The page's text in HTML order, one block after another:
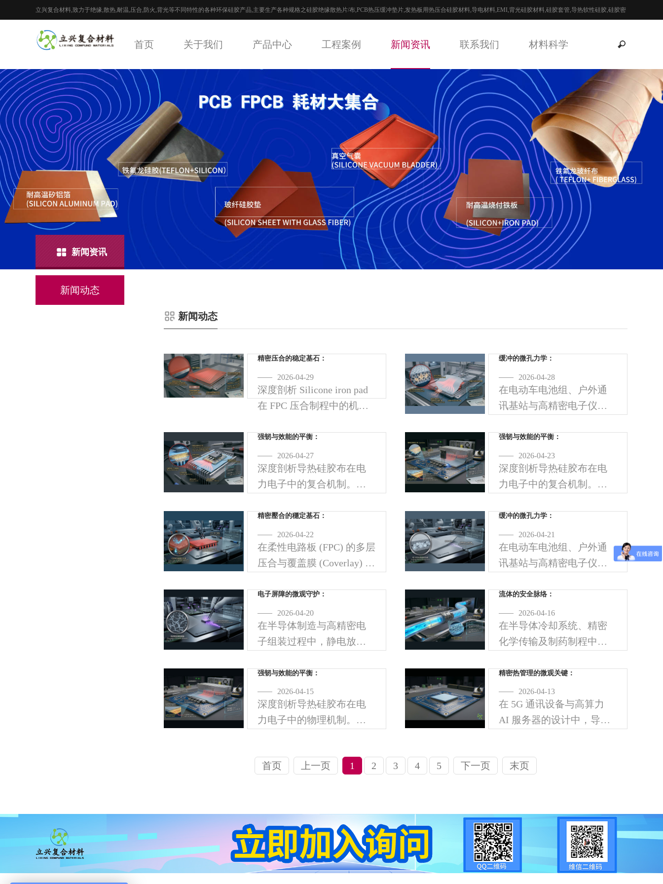
立兴复合材料,致力于绝缘,散热,耐温,压合,防火,背光等不同特性的各种环保硅胶产品,主要生产各种规格之硅胶绝缘散热片/布,PCB热压缓冲垫片,发热板用热压合硅胶材料,导电材料,EMI,背光硅胶材料,硅胶套管,导热软性硅胶,硅胶密
封材料
全国咨询热线： 13926908508 黄先生
首页 关于我们 产品中心 工程案例 新闻资讯 联系我们 材料科学
新闻资讯
新闻动态
新闻动态
精密压合的稳定基石：
2026-04-29
深度剖析 Silicone iron pad
在 FPC 压合制程中的机
界面离型技术如何优化生
产良率。
缓冲的微孔力学：
2026-04-28
在电动车电池组、户外通
讯基站与高精密电子仪器
温，还必须承受长期的机
械振动与极端环境压力。
发泡硅胶垫 (Silicone Foam
Pad)
强韧与效能的平衡：
2026-04-27
深度剖析导热硅胶布在电
力电子中的复合机制。探
抗撕裂强度，并确保 >6kV
的击穿电压。
强韧与效能的平衡：
2026-04-23
深度剖析导热硅胶布在电
力电子中的复合机制。探
抗撕裂强度，并确保 >6kV
的击穿电压，解决电源组
装中的短路痛点。
精密壓合的穩定基石：
2026-04-22
在柔性电路板 (FPC) 的多层
压合与覆盖膜 (Coverlay) 贴
个微小线路节点同时受到
均匀的压力与热量，是决
定产品良率的关键。烧付
铁
缓冲的微孔力学：
2026-04-21
在电动车电池组、户外通
讯基站与高精密电子仪器
温，还必须承受长期的机
械振动与极端环境压力。
发泡硅胶垫 (Silicone Foam
Pad)
电子屏障的微观守护：
2026-04-20
在半导体制造与高精密电
子组装过程中，静电放电
率损耗的无形杀手。普通
的绝缘硅胶容易累积静电
荷，而导静电硅胶垫 (Anti-
stat
流体的安全脉络：
2026-04-16
在半导体冷却系统、精密
化学传输及制药制程中，
是确保制程“零污染”与“高
压安全”的关键。工业级铂
金硫化硅胶管 (Platinum-
Cured
强韧与效能的平衡：
2026-04-15
深度剖析导热硅胶布在电
力电子中的物理机制。探
的击穿电压，解决电源组
精密热管理的微观关键：
2026-04-13
在 5G 通讯设备与高算力
AI 服务器的设计中，导热
保护精密元件稳定运行的
首页 上一页 1 2 3 4 5 下一页 末页